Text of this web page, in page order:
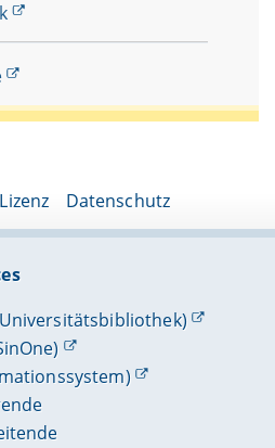
Lizenz Datenschutz